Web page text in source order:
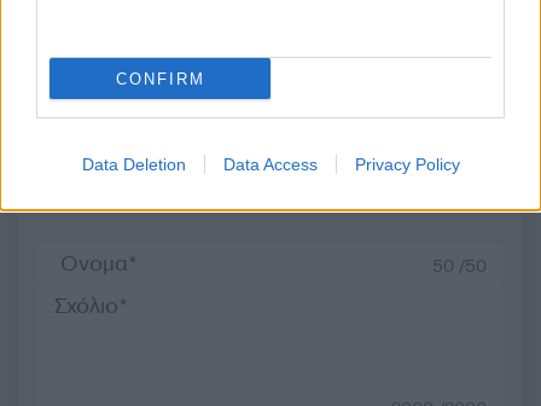
CONFIRM
Data Deletion Data Access Privacy Policy
Σχόλια
50 /50